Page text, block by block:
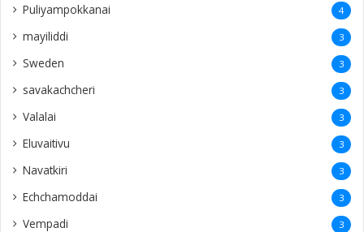
Puliyampokkanai 4
mayiliddi 3
Sweden 3
savakachcheri 3
Valalai 3
Eluvaitivu 3
Navatkiri 3
Echchamoddai 3
Vempadi 3